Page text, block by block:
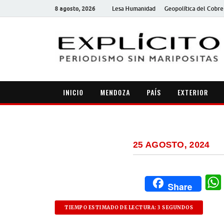
8 agosto, 2026 Lesa Humanidad Geopolítica del Cobre
INICIO MENDOZA PAÍS EXTERIOR
25 AGOSTO, 2024
Share
TIEMPO ESTIMADO DE LECTURA: 3 SEGUNDOS